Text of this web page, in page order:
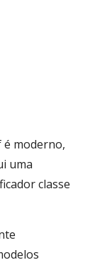
é moderno,
uma
classe